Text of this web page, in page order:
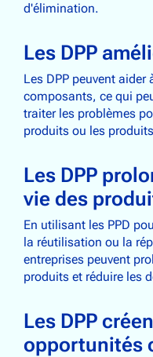
d'élimination.
Les DPP
Les DPP peuvent
composants, ce qui
traiter les problèmes
produits ou les
Les DPP
vie des
En utilisant les PPD
la réutilisation ou la
entreprises peuvent
produits et réduire les
Les DPP
opportunités